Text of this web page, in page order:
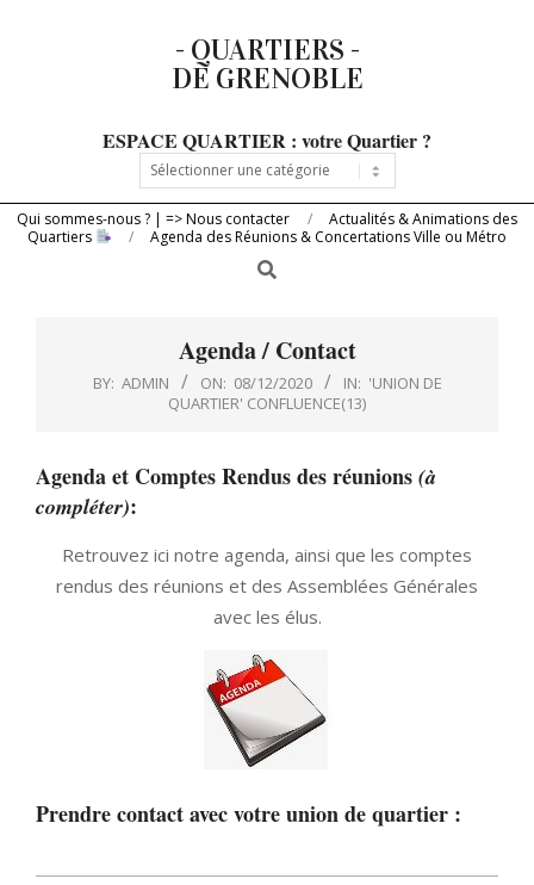
- QUARTIERS -
DE GRENOBLE
Menu
ESPACE QUARTIER : votre Quartier ?
ESPACE
QUARTIER
:
votre
Quartier
Qui sommes-nous ? | => Nous contacter
Actualités & Animations des
Quartiers
Agenda des Réunions & Concertations Ville ou Métro
Search
Agenda / Contact
BY: ADMIN ON: 08/12/2020 IN: 'UNION DE
QUARTIER' CONFLUENCE(13)
Agenda et Comptes Rendus des réunions (à
compléter):
Retrouvez ici notre agenda, ainsi que les comptes
rendus des réunions et des Assemblées Générales
avec les élus.
Prendre contact avec votre union de quartier :